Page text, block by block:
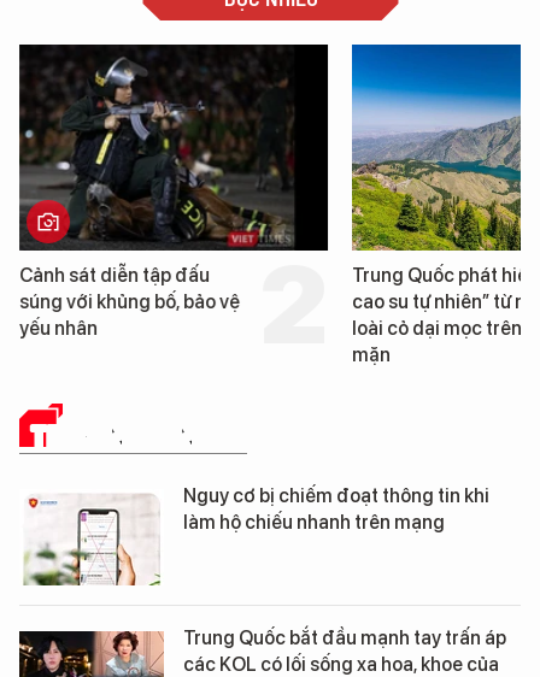
Cảnh sát diễn tập đấu
súng với khủng bố, bảo vệ
yếu nhân
Trung Quốc phát hiện
cao su tự nhiên” từ
loài cỏ dại mọc trên
mặn
TRUYỀN THÔNG SỐ
Nguy cơ bị chiếm đoạt thông tin khi
làm hộ chiếu nhanh trên mạng
Trung Quốc bắt đầu mạnh tay trấn áp
các KOL có lối sống xa hoa, khoe của